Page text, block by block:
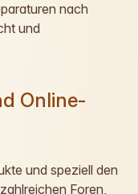
nach
und
Online-
und speziell den
Foren,